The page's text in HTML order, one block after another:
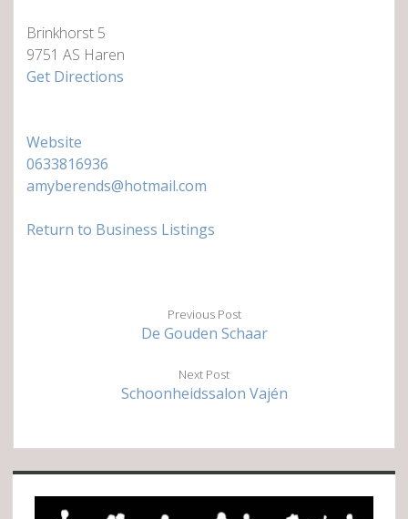
Brinkhorst 5
9751 AS Haren
Get Directions
Website
0633816936
amyberends@hotmail.com
Return to Business Listings
Previous Post
De Gouden Schaar
Next Post
Schoonheidssalon Vajén
Sidebar